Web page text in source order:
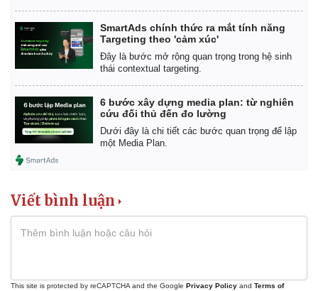
SmartAds chính thức ra mắt tính năng
Targeting theo 'cảm xúc'
Đây là bước mở rộng quan trọng trong hệ sinh
thái contextual targeting.
6 bước xây dựng media plan: từ nghiên
cứu đối thủ đến đo lường
Dưới đây là chi tiết các bước quan trọng để lập
một Media Plan.
Viết bình luận
This site is protected by reCAPTCHA and the Google Privacy Policy and Terms of